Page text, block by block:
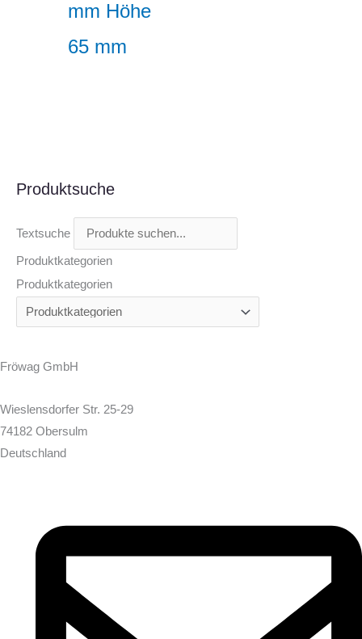
mm Höhe
65 mm
Produktsuche
Textsuche
Produktkategorien
Produktkategorien
Fröwag GmbH
Wieslensdorfer Str. 25-29
74182 Obersulm
Deutschland